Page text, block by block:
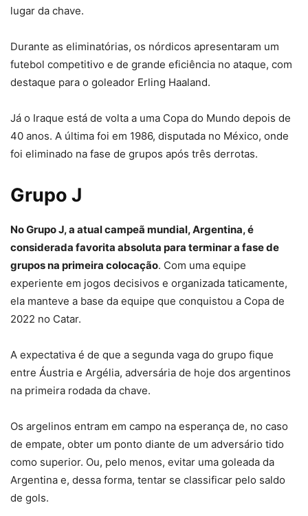
lugar da chave.
Durante as eliminatórias, os nórdicos apresentaram um
futebol competitivo e de grande eficiência no ataque, com
destaque para o goleador Erling Haaland.
Já o Iraque está de volta a uma Copa do Mundo depois de
40 anos. A última foi em 1986, disputada no México, onde
foi eliminado na fase de grupos após três derrotas.
Grupo J
No Grupo J, a atual campeã mundial, Argentina, é
considerada favorita absoluta para terminar a fase de
grupos na primeira colocação. Com uma equipe
experiente em jogos decisivos e organizada taticamente,
ela manteve a base da equipe que conquistou a Copa de
2022 no Catar.
A expectativa é de que a segunda vaga do grupo fique
entre Áustria e Argélia, adversária de hoje dos argentinos
na primeira rodada da chave.
Os argelinos entram em campo na esperança de, no caso
de empate, obter um ponto diante de um adversário tido
como superior. Ou, pelo menos, evitar uma goleada da
Argentina e, dessa forma, tentar se classificar pelo saldo
de gols.